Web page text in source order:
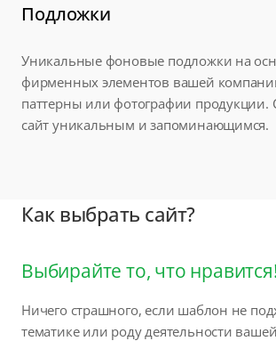
Подложки
Уникальные фоновые подложки на
фирменных элементов вашей
паттерны или фотографии продукции.
сайт уникальным и запоминающимся.
Как выбрать сайт?
Выбирайте то, что нравится!
Ничего страшного, если шаблон не
тематике или роду деятельности